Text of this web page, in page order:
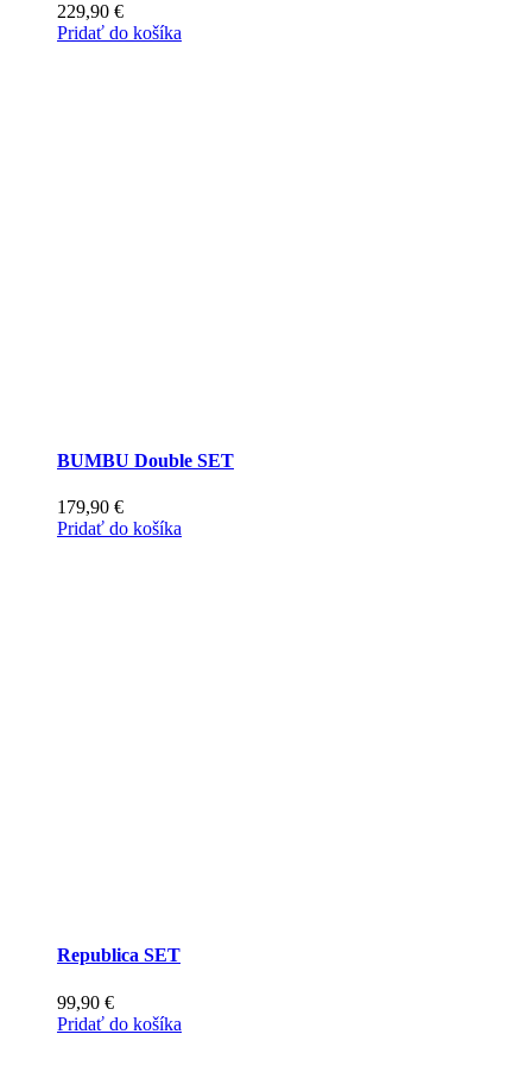
229,90 €
Pridať do košíka
BUMBU Double SET
179,90 €
Pridať do košíka
Republica SET
99,90 €
Pridať do košíka